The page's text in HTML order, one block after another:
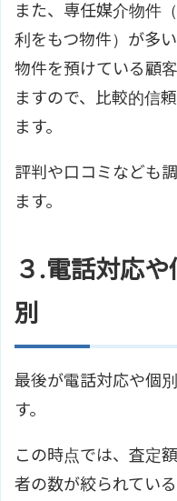
また、専任媒介物件
利をもつ物件）が多
物件を預けている顧
ますので、比較的信
ます。
評判や口コミなども
ます。
３.電話対応
別
最後が電話対応や個
す。
この時点では、査定
者の数が絞られてい